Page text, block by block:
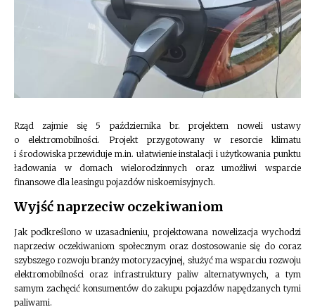
Rząd zajmie się 5 października br. projektem noweli ustawy
o elektromobilności. Projekt przygotowany w resorcie klimatu
i środowiska przewiduje m.in. ułatwienie instalacji i użytkowania punktu
ładowania w domach wielorodzinnych oraz umożliwi wsparcie
finansowe dla leasingu pojazdów niskoemisyjnych.
Wyjść naprzeciw oczekiwaniom
Jak podkreślono w uzasadnieniu, projektowana nowelizacja wychodzi
naprzeciw oczekiwaniom społecznym oraz dostosowanie się do coraz
szybszego rozwoju branży motoryzacyjnej, służyć ma wsparciu rozwoju
elektromobilności oraz infrastruktury paliw alternatywnych, a tym
samym zachęcić konsumentów do zakupu pojazdów napędzanych tymi
paliwami.